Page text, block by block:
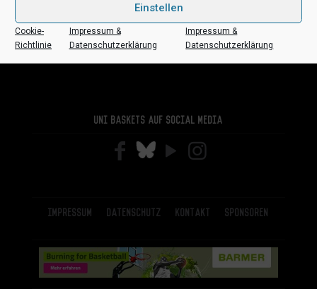
Einstellen
Cookie-
Richtlinie
Impressum &
Datenschutzerklärung
Impressum &
Datenschutzerklärung
Uni Baskets auf Social Media
Impressum Datenschutz Kontakt Sponsoren